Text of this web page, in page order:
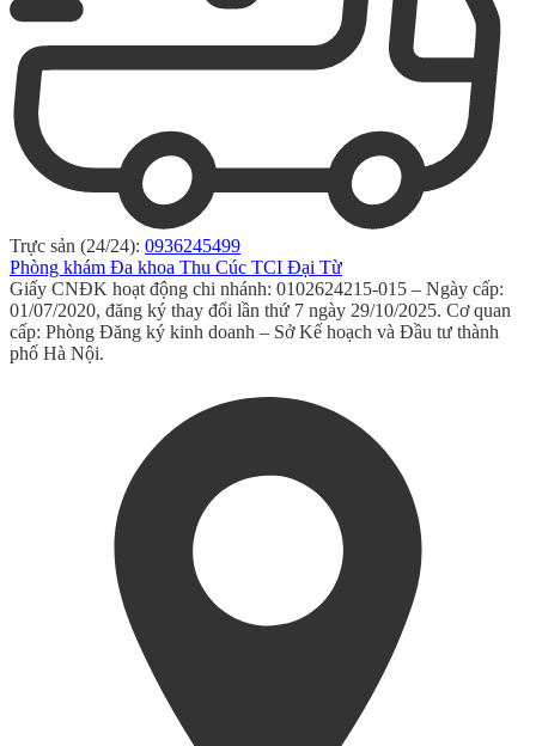
Trực sản (24/24): 0936245499
Phòng khám Đa khoa Thu Cúc TCI Đại Từ
Giấy CNĐK hoạt động chi nhánh: 0102624215-015 – Ngày cấp:
01/07/2020, đăng ký thay đổi lần thứ 7 ngày 29/10/2025. Cơ quan
cấp: Phòng Đăng ký kinh doanh – Sở Kế hoạch và Đầu tư thành
phố Hà Nội.